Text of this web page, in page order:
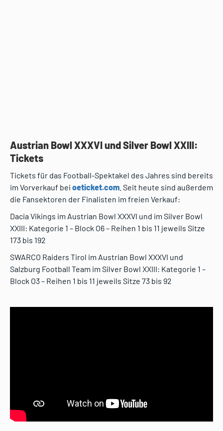
Austrian Bowl XXXVI und Silver Bowl XXIII:
Tickets
Tickets für das Football-Spektakel des Jahres sind bereits
im Vorverkauf bei oeticket.com . Seit heute sind außerdem
die Fansektoren der Finalisten im freien Verkauf:
Dacia Vikings im Austrian Bowl XXXVI und im Silver Bowl
XXIII: Kategorie 1 – Block O6 – Reihen 1 bis 11 jeweils Sitze
173 bis 192
SWARCO Raiders Tirol im Austrian Bowl XXXVI und
Salzburg Football Team im Silver Bowl XXIII: Kategorie 1 –
Block O3 – Reihen 1 bis 11 jeweils Sitze 73 bis 92